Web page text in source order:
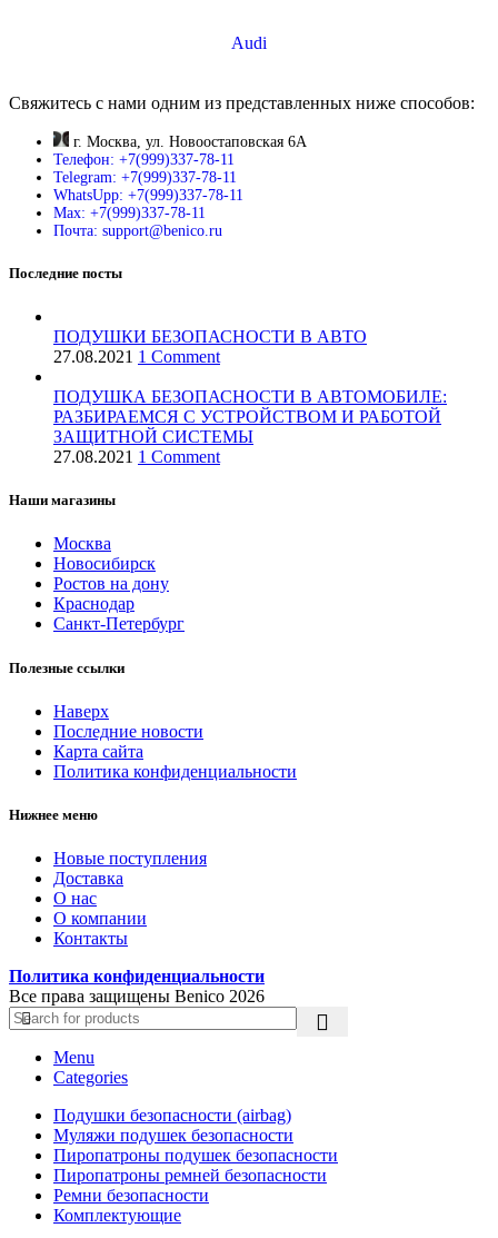
Audi
Свяжитесь с нами одним из представленных ниже способов:
г. Москва, ул. Новоостаповская 6А
Телефон: +7(999)337-78-11
Telegram: +7(999)337-78-11
WhatsUpp: +7(999)337-78-11
Max: +7(999)337-78-11
Почта: support@benico.ru
Последние посты
ПОДУШКИ БЕЗОПАСНОСТИ В АВТО
27.08.2021 1 Comment
ПОДУШКА БЕЗОПАСНОСТИ В АВТОМОБИЛЕ:
РАЗБИРАЕМСЯ С УСТРОЙСТВОМ И РАБОТОЙ
ЗАЩИТНОЙ СИСТЕМЫ
27.08.2021 1 Comment
Наши магазины
Москва
Новосибирск
Ростов на дону
Краснодар
Санкт-Петербург
Полезные ссылки
Наверх
Последние новости
Карта сайта
Политика конфиденциальности
Нижнее меню
Новые поступления
Доставка
О нас
О компании
Контакты
Политика конфиденциальности
Все права защищены Benico 2026
Menu
Categories
Подушки безопасности (airbag)
Муляжи подушек безопасности
Пиропатроны подушек безопасности
Пиропатроны ремней безопасности
Ремни безопасности
Комплектующие